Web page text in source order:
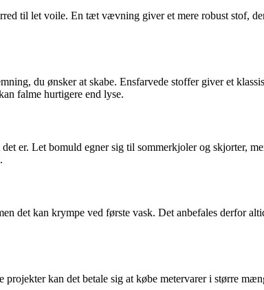
til let voile. En tæt vævning giver et mere robust stof,
du ønsker at skabe. Ensfarvede stoffer giver et
falme hurtigere end lyse.
er. Let bomuld egner sig til sommerkjoler og skjorter,
det kan krympe ved første vask. Det anbefales derfor
kan det betale sig at købe metervarer i større